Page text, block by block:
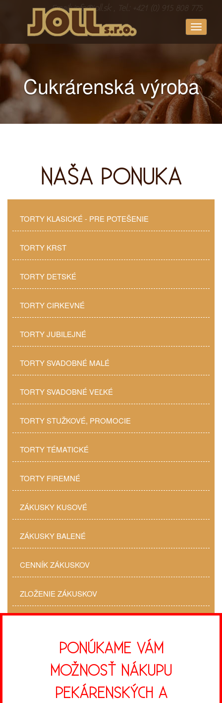
Email: info@joll.sk , Tel.: +421 (0) 915 808 775
Toggle
Cukrárenská výroba
NAŠA PONUKA
TORTY KLASICKÉ - PRE POTEŠENIE
TORTY KRST
TORTY DETSKÉ
TORTY CIRKEVNÉ
TORTY JUBILEJNÉ
TORTY SVADOBNÉ MALÉ
TORTY SVADOBNÉ VEĽKÉ
TORTY STUŽKOVÉ, PROMOCIE
TORTY TÉMATICKÉ
TORTY FIREMNÉ
ZÁKUSKY KUSOVÉ
ZÁKUSKY BALENÉ
CENNÍK ZÁKUSKOV
ZLOŽENIE ZÁKUSKOV
PONÚKAME VÁM
MOŽNOSŤ NÁKUPU
PEKÁRENSKÝCH A